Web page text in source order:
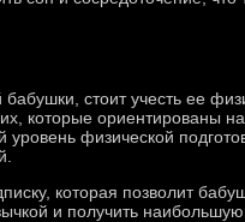
стоит учесть ее
которые ориентированы
физической
которая позволит
и получить наибольшую